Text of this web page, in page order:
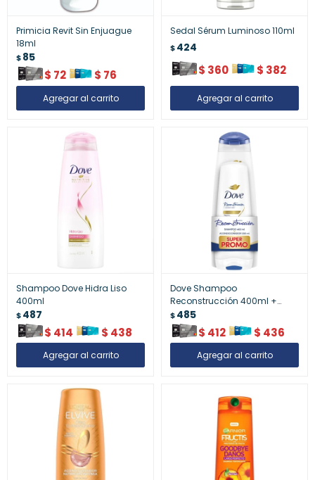
Primicia Revit Sin Enjuague
18ml
$85
$ 72 $ 76
Sedal Sérum Luminoso 110ml
$424
$ 360 $ 382
Shampoo Dove Hidra Liso
400ml
$487
$ 414 $ 438
Dove Shampoo
Reconstrucción 400ml +
Acond. 200ml
$485
$ 412 $ 436